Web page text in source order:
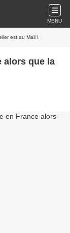
MENU
est au Mali !
alors que la